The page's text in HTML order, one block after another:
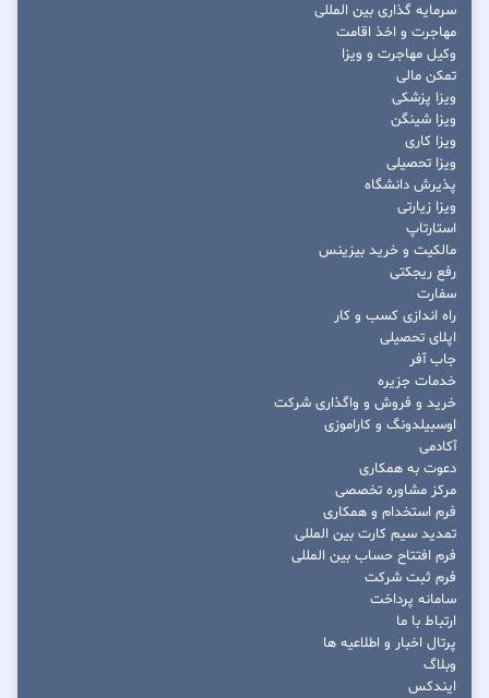
سرمایه گذاری بین المللی
مهاجرت و اخذ اقامت
وکیل مهاجرت و ویزا
تمکن مالی
ویزا پزشکی
ویزا شینگن
ویزا کاری
ویزا تحصیلی
پذیرش دانشگاه
ویزا زیارتی
استارتاپ
مالکیت و خرید بیزینس
رفع ریجکتی
سفارت
راه اندازی کسب و کار
اپلای تحصیلی
جاب آفر
خدمات جزیره
خرید و فروش و واگذاری شرکت
اوسبیلدونگ و کاراموزی
آکادمی
دعوت به همکاری
مرکز مشاوره تخصصی
فرم استخدام و همکاری
تمدید سیم کارت بین المللی
فرم افتتاح حساب بین المللی
فرم ثبت شرکت
سامانه پرداخت
ارتباط با ما
پرتال اخبار و اطلاعیه ها
وبلاگ
ایندکس